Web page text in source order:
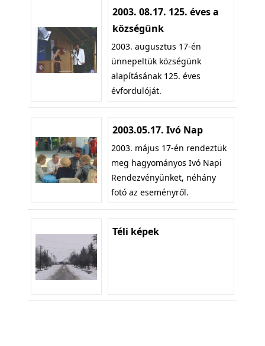
2003. 08.17. 125. éves a
községünk
2003. augusztus 17-én
ünnepeltük községünk
alapításának 125. éves
évfordulóját.
2003.05.17. Ivó Nap
2003. május 17-én rendeztük
meg hagyományos Ivó Napi
Rendezvényünket, néhány
fotó az eseményről.
Téli képek